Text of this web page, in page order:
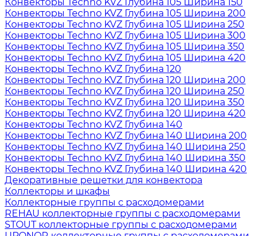
Конвекторы Techno KVZ Глубина 105 Ширина 200
Конвекторы Techno KVZ Глубина 105 Ширина 250
Конвекторы Techno KVZ Глубина 105 Ширина 300
Конвекторы Techno KVZ Глубина 105 Ширина 350
Конвекторы Techno KVZ Глубина 105 Ширина 420
Конвекторы Techno KVZ Глубина 120
Конвекторы Techno KVZ Глубина 120 Ширина 200
Конвекторы Techno KVZ Глубина 120 Ширина 250
Конвекторы Techno KVZ Глубина 120 Ширина 350
Конвекторы Techno KVZ Глубина 120 Ширина 420
Конвекторы Techno KVZ Глубина 140
Конвекторы Techno KVZ Глубина 140 Ширина 200
Конвекторы Techno KVZ Глубина 140 Ширина 250
Конвекторы Techno KVZ Глубина 140 Ширина 350
Конвекторы Techno KVZ Глубина 140 Ширина 420
Декоративные решетки для конвектора
Коллекторы и шкафы
Коллекторные группы с расходомерами
REHAU коллекторные группы с расходомерами
STOUT коллекторные группы с расходомерами